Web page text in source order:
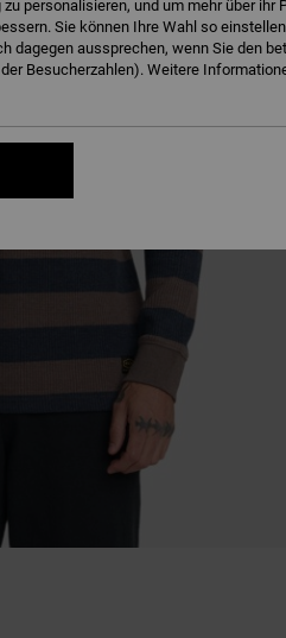
personalisieren, und um mehr über
Sie können Ihre Wahl so
dagegen aussprechen, wenn Sie den
Besucherzahlen). Weitere